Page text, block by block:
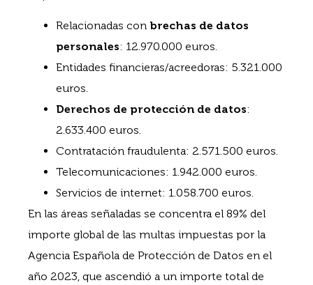
Relacionadas con brechas de datos
personales: 12.970.000 euros.
Entidades financieras/acreedoras: 5.321.000
euros.
Derechos de protección de datos:
2.633.400 euros.
Contratación fraudulenta: 2.571.500 euros.
Telecomunicaciones: 1.942.000 euros.
Servicios de internet: 1.058.700 euros.
En las áreas señaladas se concentra el 89% del
importe global de las multas impuestas por la
Agencia Española de Protección de Datos en el
año 2023, que ascendió a un importe total de